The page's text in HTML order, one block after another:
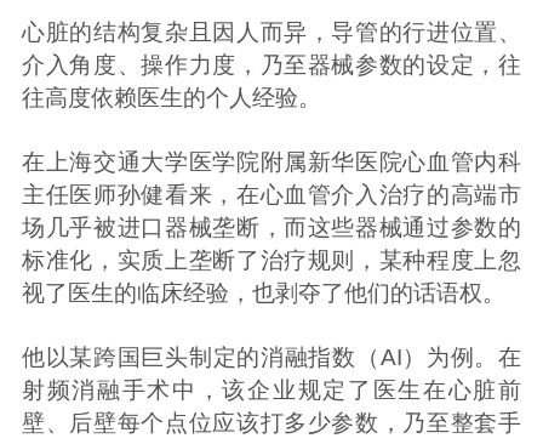
心脏的结构复杂且因人而异，导管的行进位置、
介入角度、操作力度，乃至器械参数的设定，往
往高度依赖医生的个人经验。
在上海交通大学医学院附属新华医院心血管内科
主任医师孙健看来，在心血管介入治疗的高端市
场几乎被进口器械垄断，而这些器械通过参数的
标准化，实质上垄断了治疗规则，某种程度上忽
视了医生的临床经验，也剥夺了他们的话语权。
他以某跨国巨头制定的消融指数（AI）为例。在
射频消融手术中，该企业规定了医生在心脏前
壁、后壁每个点位应该打多少参数，乃至整套手